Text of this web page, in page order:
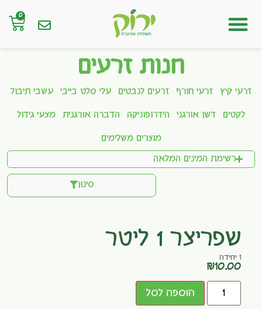
0
חנות זרעים
זרעי קיץ זרעי חורף זרעים לנבטים עלי סלט בייבי עשבי תיבול
לקטים דשן אורגני הידרופוניקה הדברה אורגנית מצעי גידול
מוצרים משלימים
רשימת המינים המלאה
סינון
שפריצר 1 ליטר
1 יחידה
₪10.00
הוספה לסל